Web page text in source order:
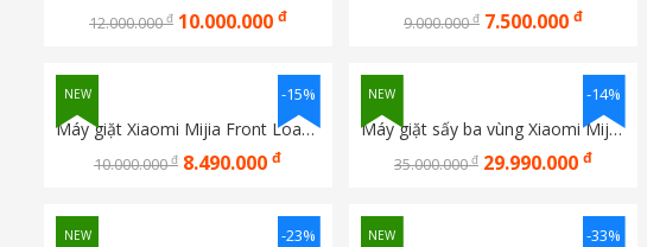
12.000.000đ 10.000.000 đ 9.000.000đ 7.500.000 đ
Máy giặt Xiaomi Mijia Front Load Washer 9kg Bản Quốc Tế WD090MJA08VN
10.000.000đ 8.490.000đ
-15%
NEW
Máy giặt sấy ba vùng Xiaomi Mijia Pro 14kg MJ202
35.000.000đ 29.990.000 đ
-14%
NEW
-23%
NEW -33%
NEW